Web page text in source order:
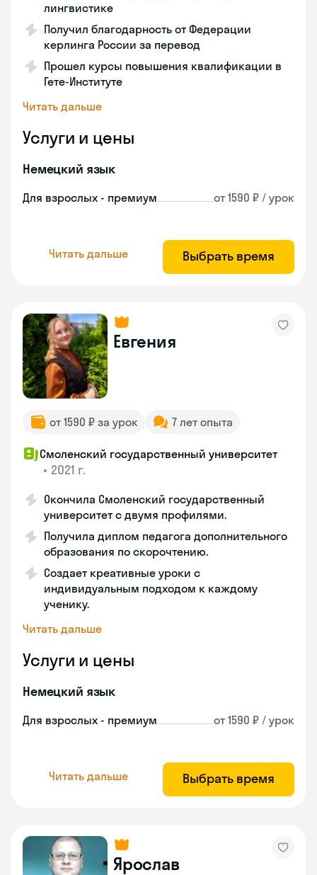
лингвистике
Получил благодарность от Федерации
керлинга России за перевод
Прошел курсы повышения квалификации в
Гете-Институте
Читать дальше
Услуги и цены
Немецкий язык
Для взрослых - премиум от 1590 ₽ / урок
Читать дальше Выбрать время
Евгения
от 1590 ₽ за урок 7 лет опыта
Смоленский государственный университет
• 2021 г.
Окончила Смоленский государственный
университет с двумя профилями.
Получила диплом педагога дополнительного
образования по скорочтению.
Создает креативные уроки с
индивидуальным подходом к каждому
ученику.
Читать дальше
Услуги и цены
Немецкий язык
Для взрослых - премиум от 1590 ₽ / урок
Читать дальше Выбрать время
Ярослав